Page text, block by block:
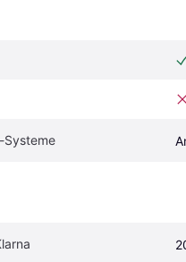
Systeme